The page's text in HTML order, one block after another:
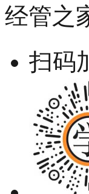
经管之
扫码